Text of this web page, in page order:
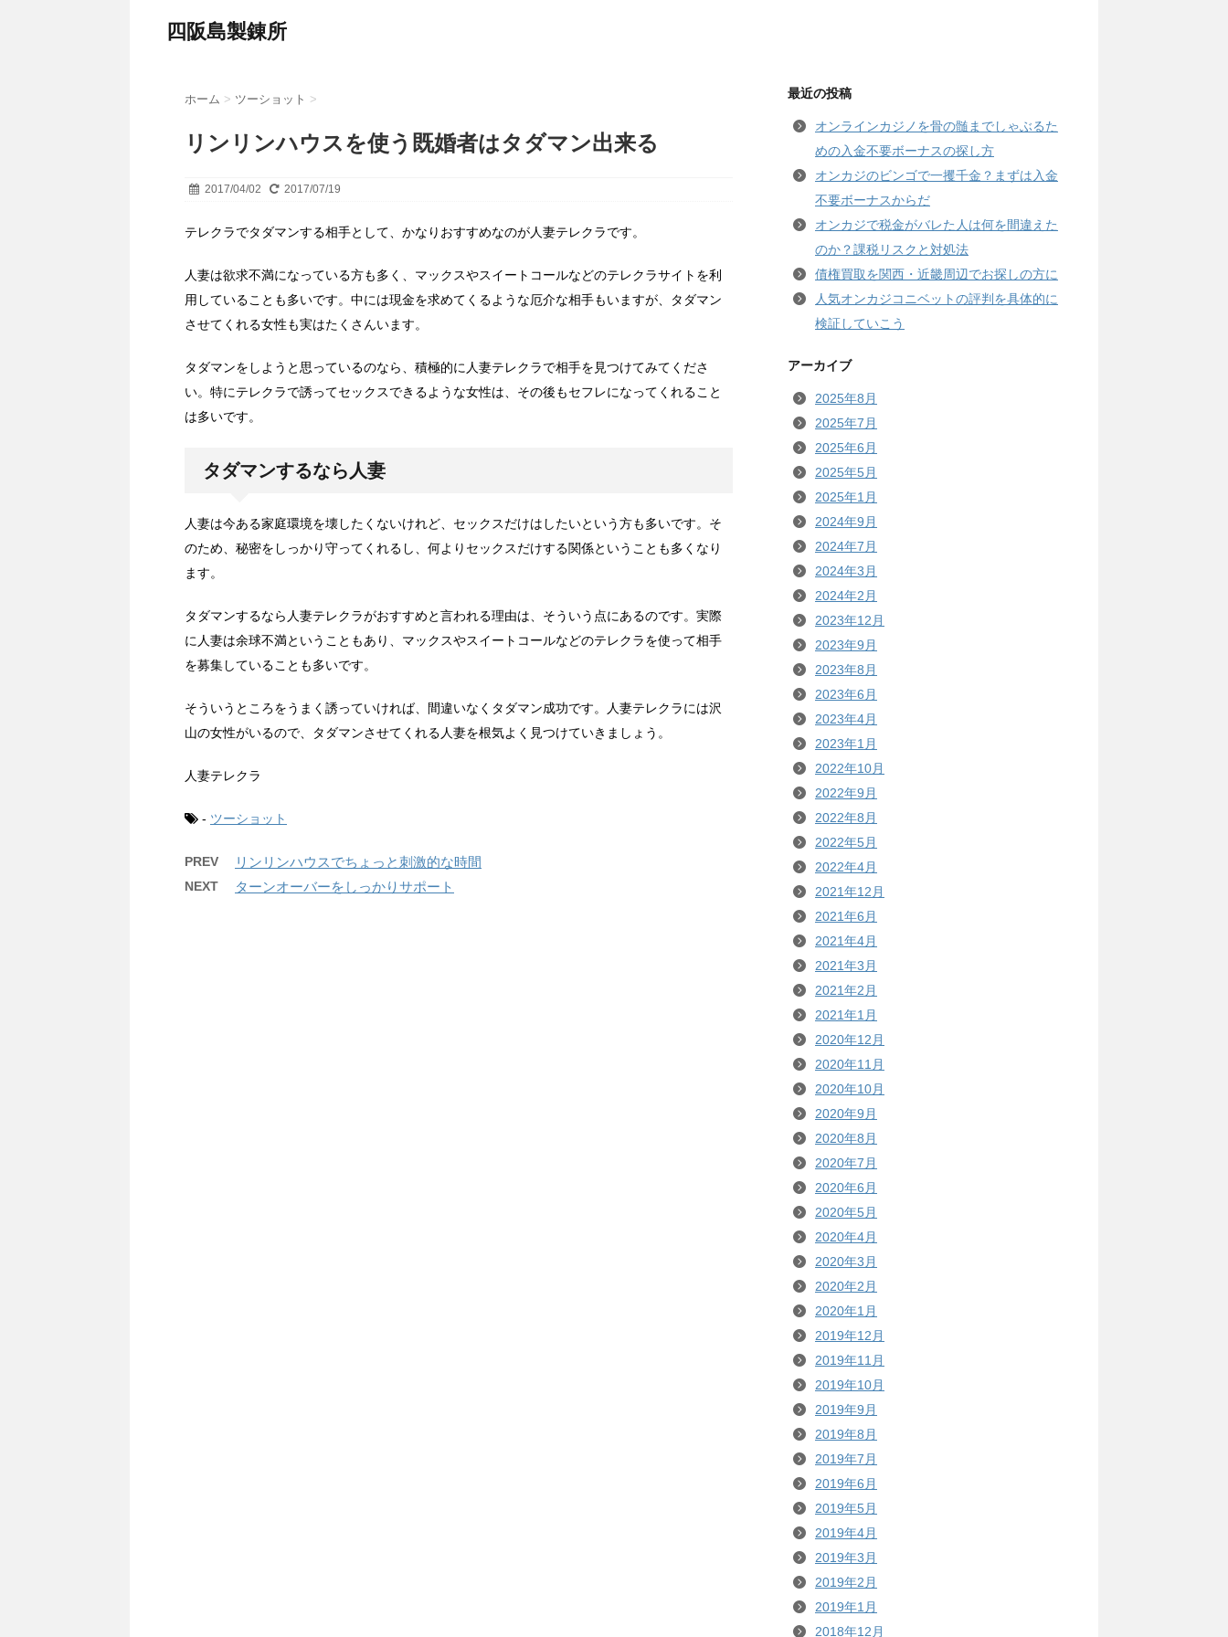
四阪島製錬所
ホーム > ツーショット >
リンリンハウスを使う既婚者はタダマン出来る
2017/04/02 2017/07/19
テレクラでタダマンする相手として、かなりおすすめなのが人妻テレクラです。
人妻は欲求不満になっている方も多く、マックスやスイートコールなどのテレクラサイトを利
用していることも多いです。中には現金を求めてくるような厄介な相手もいますが、タダマン
させてくれる女性も実はたくさんいます。
タダマンをしようと思っているのなら、積極的に人妻テレクラで相手を見つけてみてくださ
い。特にテレクラで誘ってセックスできるような女性は、その後もセフレになってくれること
は多いです。
タダマンするなら人妻
人妻は今ある家庭環境を壊したくないけれど、セックスだけはしたいという方も多いです。そ
のため、秘密をしっかり守ってくれるし、何よりセックスだけする関係ということも多くなり
ます。
タダマンするなら人妻テレクラがおすすめと言われる理由は、そういう点にあるのです。実際
に人妻は余球不満ということもあり、マックスやスイートコールなどのテレクラを使って相手
を募集していることも多いです。
そういうところをうまく誘っていければ、間違いなくタダマン成功です。人妻テレクラには沢
山の女性がいるので、タダマンさせてくれる人妻を根気よく見つけていきましょう。
人妻テレクラ
- ツーショット
PREV リンリンハウスでちょっと刺激的な時間
NEXT ターンオーバーをしっかりサポート
最近の投稿
オンラインカジノを骨の髄までしゃぶるた
めの入金不要ボーナスの探し方
オンカジのビンゴで一攫千金？まずは入金
不要ボーナスからだ
オンカジで税金がバレた人は何を間違えた
のか？課税リスクと対処法
債権買取を関西・近畿周辺でお探しの方に
人気オンカジコニベットの評判を具体的に
検証していこう
アーカイブ
2025年8月
2025年7月
2025年6月
2025年5月
2025年1月
2024年9月
2024年7月
2024年3月
2024年2月
2023年12月
2023年9月
2023年8月
2023年6月
2023年4月
2023年1月
2022年10月
2022年9月
2022年8月
2022年5月
2022年4月
2021年12月
2021年6月
2021年4月
2021年3月
2021年2月
2021年1月
2020年12月
2020年11月
2020年10月
2020年9月
2020年8月
2020年7月
2020年6月
2020年5月
2020年4月
2020年3月
2020年2月
2020年1月
2019年12月
2019年11月
2019年10月
2019年9月
2019年8月
2019年7月
2019年6月
2019年5月
2019年4月
2019年3月
2019年2月
2019年1月
2018年12月